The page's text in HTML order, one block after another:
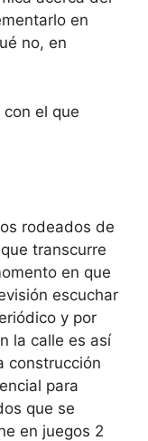
en
no, en
el que
rodeados de
transcurre
en que
escuchar
y por
la calle es así
construcción
para
que se
en juegos 2